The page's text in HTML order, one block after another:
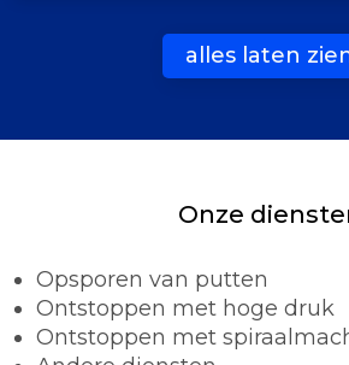
alles laten
Onze
Opsporen van putten
Ontstoppen met hoge druk
Ontstoppen met